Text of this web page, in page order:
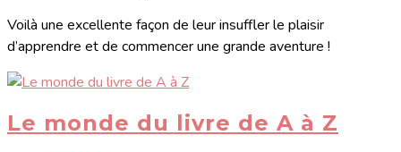
Voilà une excellente façon de leur insuffler le plaisir
d’apprendre et de commencer une grande aventure !
Le monde du livre de A à Z